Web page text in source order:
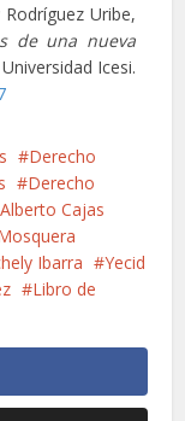
Uribe,
de una nueva
Icesi.
Derecho
Derecho
Cajas
Ibarra
Yecid
Libro de